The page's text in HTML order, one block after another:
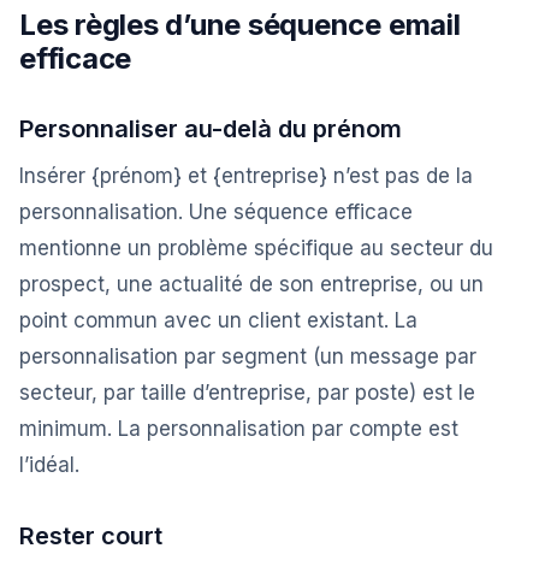
Les règles d’une séquence email
efficace
Personnaliser au-delà du prénom
Insérer {prénom} et {entreprise} n’est pas de la
personnalisation. Une séquence efficace
mentionne un problème spécifique au secteur du
prospect, une actualité de son entreprise, ou un
point commun avec un client existant. La
personnalisation par segment (un message par
secteur, par taille d’entreprise, par poste) est le
minimum. La personnalisation par compte est
l’idéal.
Rester court